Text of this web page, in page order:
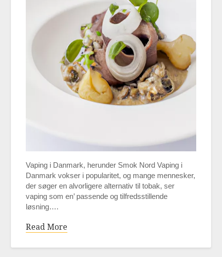
Vaping i Danmark, herunder Smok Nord Vaping i
Danmark vokser i popularitet, og mange mennesker,
der søger en alvorligere alternativ til tobak, ser
vaping som en’ passende og tilfredsstillende
løsning….
Read More